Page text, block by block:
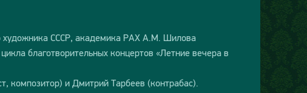
художника СССР, академика РАХ А.М. Шилова
благотворительных концертов «Летние вечера в
композитор) и Дмитрий Тарбеев (контрабас).